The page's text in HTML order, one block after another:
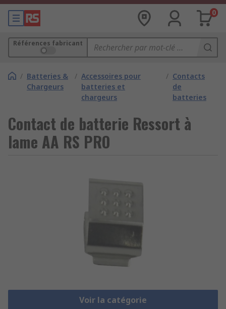
0
Références fabricant
/ Batteries &
Chargeurs
/ Accessoires pour
batteries et
chargeurs
/ Contacts
de
batteries
Contact de batterie Ressort à
lame AA RS PRO
Voir la catégorie